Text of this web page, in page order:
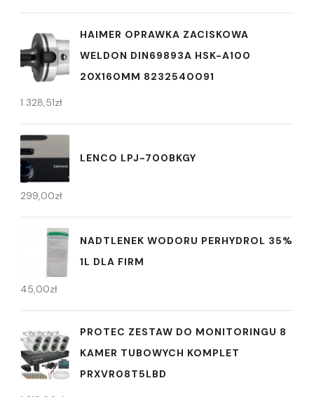
HAIMER OPRAWKA ZACISKOWA
WELDON DIN69893A HSK-A100
20X160MM 8232540091
1 328,51zł
LENCO LPJ-700BKGY
299,00zł
NADTLENEK WODORU PERHYDROL 35%
1L DLA FIRM
45,00zł
PROTEC ZESTAW DO MONITORINGU 8
KAMER TUBOWYCH KOMPLET
PRXVR08T5LBD